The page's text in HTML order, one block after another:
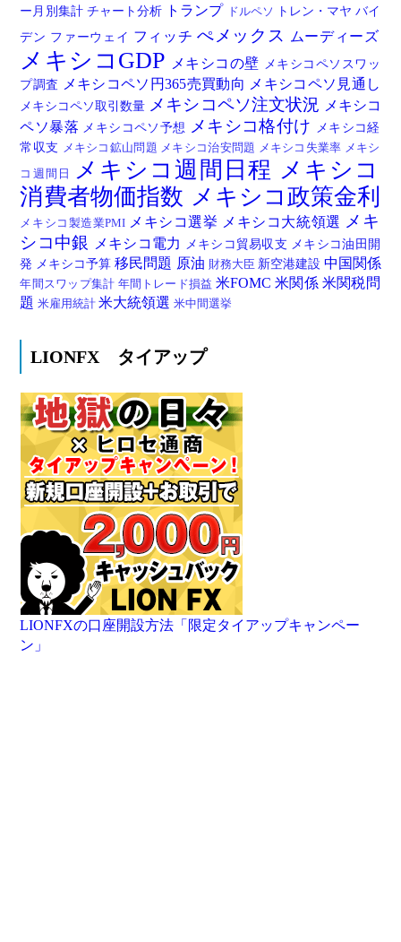
ー月別集計 チャート分析 トランプ ドルペソ トレン・マヤバイ
デン ファーウェイ フィッチぺメックス ムーディーズ
メキシコGDP メキシコの壁 メキシコペソスワッ
プ調査
メキシコペソ円365売買動向 メキシコペソ見通し
メキシコペソ取引数量 メキシコペソ注文状況 メキシコ
ペソ暴落 メキシコペソ予想 メキシコ格付け メキシコ経
常収支 メキシコ鉱山問題 メキシコ治安問題 メキシコ失業率 メキシ
コ週間日 メキシコ週間日程 メキシコ
消費者物価指数 メキシコ政策金利
メキシコ製造業PMI メキシコ選挙 メキシコ大統領選 メキ
シコ中銀
メキシコ電力 メキシコ貿易収支 メキシコ油田開
発 メキシコ予算移民問題 原油 財務大臣 新空港建設 中国関係
年間スワップ集計 年間トレード損益 米FOMC米関係 米関税問
題米雇用統計米大統領選米中間選挙
LIONFX タイアップ
LIONFXの口座開設方法「限定タイアップキャンペー
ン」